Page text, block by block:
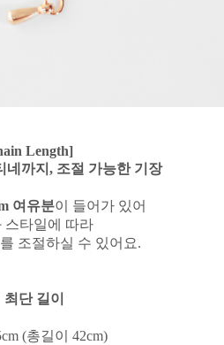
Length]
네까지, 조절 가능한 기장
여유분이 들어가 있어
스타일에 따라
조절하실 수 있어요.
단 길이
(총길이 42cm)